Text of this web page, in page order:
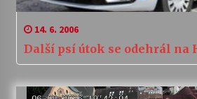
14. 6. 2006
Další psí útok se odehrál na